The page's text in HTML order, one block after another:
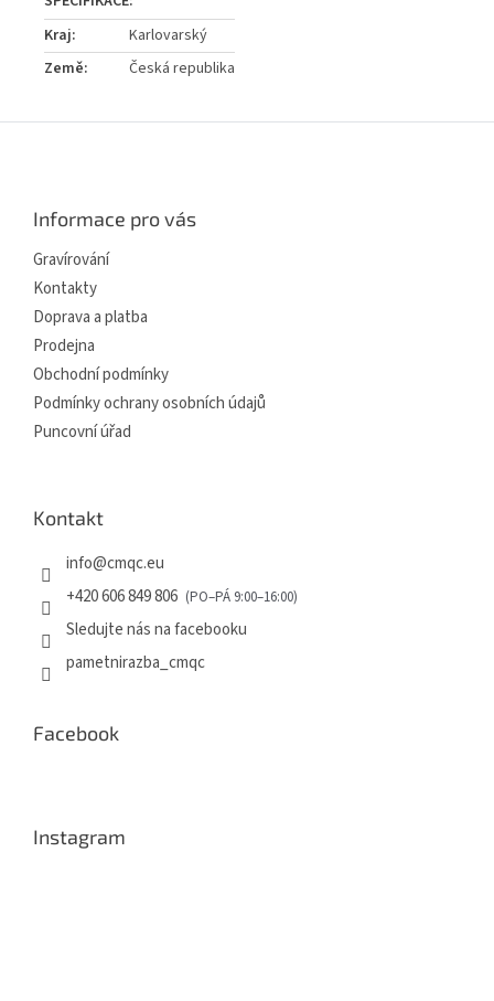
Kraj:
Karlovarský
Země: Česká republika
Informace pro vás
Gravírování
Kontakty
Doprava a platba
Prodejna
Obchodní podmínky
Podmínky ochrany osobních údajů
Puncovní úřad
Kontakt
info@cmqc.eu
+420 606 849 806
Sledujte nás na facebooku
pametnirazba_cmqc
Facebook
Instagram